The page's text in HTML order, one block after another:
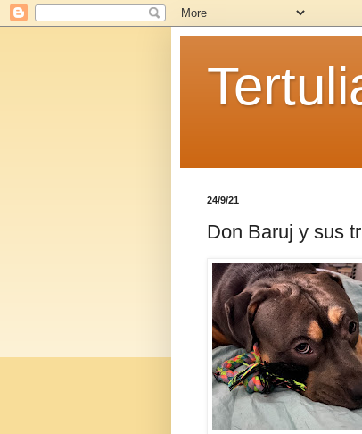
24/9/21
Don Baruj y sus